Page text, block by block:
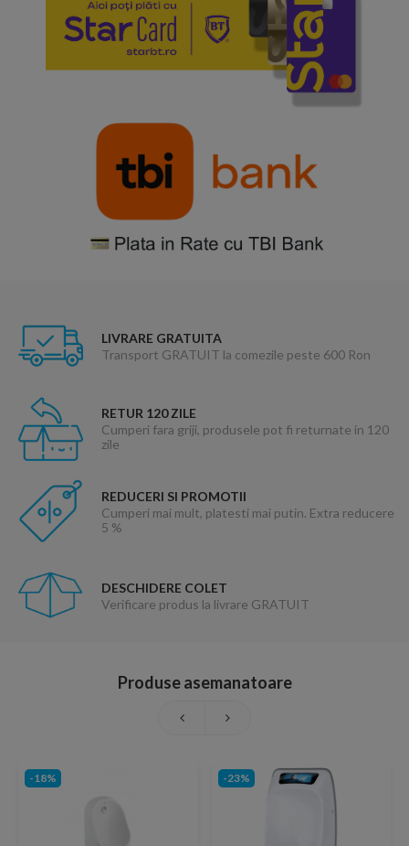
LIVRARE GRATUITA
Transport GRATUIT la comezile peste 600 Ron
RETUR 120 ZILE
Cumperi fara griji, produsele pot fi returnate in 120
zile
REDUCERI SI PROMOTII
Cumperi mai mult, platesti mai putin. Extra reducere
5 %
DESCHIDERE COLET
Verificare produs la livrare GRATUIT
Produse asemanatoare
-18% -23%